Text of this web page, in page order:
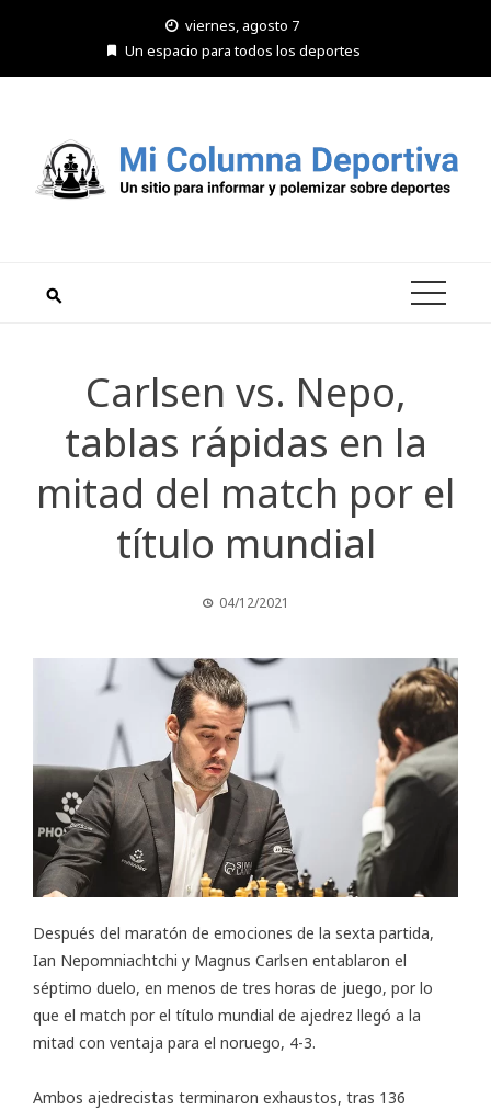
viernes, agosto 7
Un espacio para todos los deportes
Carlsen vs. Nepo,
tablas rápidas en la
mitad del match por el
título mundial
04/12/2021
Después del maratón de emociones de la sexta partida,
Ian Nepomniachtchi y Magnus Carlsen entablaron el
séptimo duelo, en menos de tres horas de juego, por lo
que el match por el título mundial de ajedrez llegó a la
mitad con ventaja para el noruego, 4-3.
Ambos ajedrecistas terminaron exhaustos, tras 136